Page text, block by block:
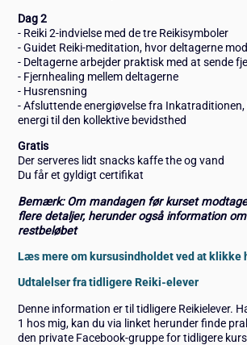
Dag 2
- Reiki 2-indvielse med de tre Reikisymboler
- Guidet Reiki-meditation, hvor deltagerne
- Deltagerne arbejder praktisk med at sende
- Fjernhealing mellem deltagerne
- Husrensning
- Afsluttende energiøvelse fra Inkatraditionen,
energi til den kollektive bevidsthed
Gratis
Der serveres lidt snacks kaffe the og vand
Du får et gyldigt certifikat
Bemærk: Om mandagen før kurset
flere detaljer, herunder også information
restbeløbet
Læs mere om kursusindholdet ved at klikke
Udtalelser fra tidligere Reiki-elever
Denne information er til tidligere Reikielever.
1 hos mig, kan du via linket herunder finde
den private Facebook-gruppe for tidligere